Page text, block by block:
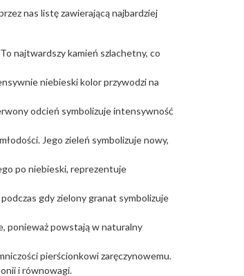
nas listę zawierającą najbardziej
najtwardszy kamień szlachetny, co
niebieski kolor przywodzi na
odcień symbolizuje intensywność
Jego zieleń symbolizuje nowy,
po niebieski, reprezentuje
gdy zielony granat symbolizuje
ponieważ powstają w naturalny
pierścionkowi zaręczynowemu.
i równowagi.